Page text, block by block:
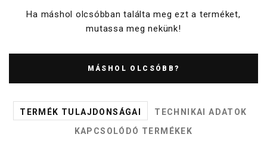
Ha máshol olcsóbban találta meg ezt a terméket,
mutassa meg nekünk!
MÁSHOL OLCSÓBB?
TERMÉK TULAJDONSÁGAI
TECHNIKAI ADATOK
KAPCSOLÓDÓ TERMÉKEK